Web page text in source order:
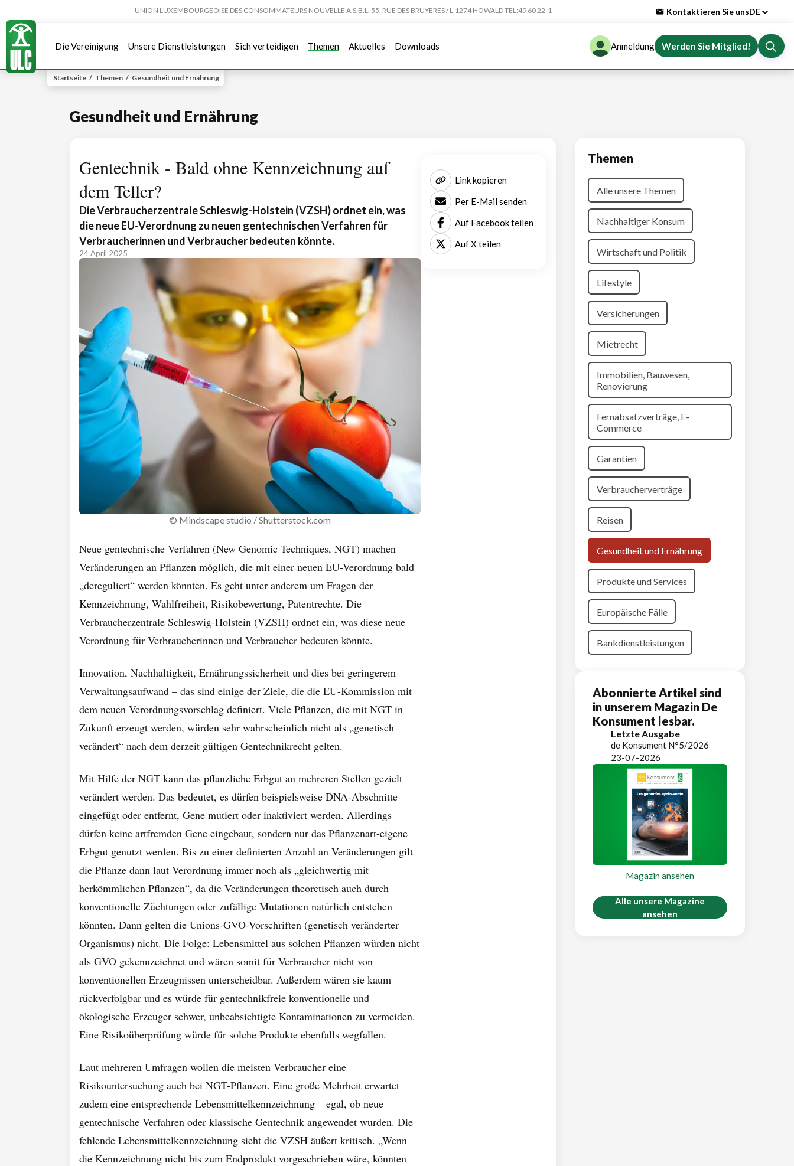
UNION LUXEMBOURGEOISE DES CONSOMMATEURS NOUVELLE A.S.B.L. 55, RUE DES BRUYERES / L-1274 HOWALD TEL:49 60 22-1 Kontaktieren Sie unsDE
Die Vereinigung Unsere Dienstleistungen Sich verteidigen Themen Aktuelles Downloads Anmeldung Werden Sie Mitglied!
Startseite / Themen / Gesundheit und Ernährung
Gesundheit und Ernährung
Gentechnik - Bald ohne Kennzeichnung auf
dem Teller?
Die Verbraucherzentrale Schleswig-Holstein (VZSH) ordnet ein, was
die neue EU-Verordnung zu neuen gentechnischen Verfahren für
Verbraucherinnen und Verbraucher bedeuten könnte.
24 April 2025
© Mindscape studio / Shutterstock.com
Neue gentechnische Verfahren (New Genomic Techniques, NGT) machen
Veränderungen an Pflanzen möglich, die mit einer neuen EU-Verordnung bald
„dereguliert“ werden könnten. Es geht unter anderem um Fragen der
Kennzeichnung, Wahlfreiheit, Risikobewertung, Patentrechte. Die
Verbraucherzentrale Schleswig-Holstein (VZSH) ordnet ein, was diese neue
Verordnung für Verbraucherinnen und Verbraucher bedeuten könnte.
Innovation, Nachhaltigkeit, Ernährungssicherheit und dies bei geringerem
Verwaltungsaufwand – das sind einige der Ziele, die die EU-Kommission mit
dem neuen Verordnungsvorschlag definiert. Viele Pflanzen, die mit NGT in
Zukunft erzeugt werden, würden sehr wahrscheinlich nicht als „genetisch
verändert“ nach dem derzeit gültigen Gentechnikrecht gelten.
Mit Hilfe der NGT kann das pflanzliche Erbgut an mehreren Stellen gezielt
verändert werden. Das bedeutet, es dürfen beispielsweise DNA-Abschnitte
eingefügt oder entfernt, Gene mutiert oder inaktiviert werden. Allerdings
dürfen keine artfremden Gene eingebaut, sondern nur das Pflanzenart-eigene
Erbgut genutzt werden. Bis zu einer definierten Anzahl an Veränderungen gilt
die Pflanze dann laut Verordnung immer noch als „gleichwertig mit
herkömmlichen Pflanzen“, da die Veränderungen theoretisch auch durch
konventionelle Züchtungen oder zufällige Mutationen natürlich entstehen
könnten. Dann gelten die Unions-GVO-Vorschriften (genetisch veränderter
Organismus) nicht. Die Folge: Lebensmittel aus solchen Pflanzen würden nicht
als GVO gekennzeichnet und wären somit für Verbraucher nicht von
konventionellen Erzeugnissen unterscheidbar. Außerdem wären sie kaum
rückverfolgbar und es würde für gentechnikfreie konventionelle und
ökologische Erzeuger schwer, unbeabsichtigte Kontaminationen zu vermeiden.
Eine Risikoüberprüfung würde für solche Produkte ebenfalls wegfallen.
Laut mehreren Umfragen wollen die meisten Verbraucher eine
Risikountersuchung auch bei NGT-Pflanzen. Eine große Mehrheit erwartet
zudem eine entsprechende Lebensmittelkennzeichnung – egal, ob neue
gentechnische Verfahren oder klassische Gentechnik angewendet wurden. Die
fehlende Lebensmittelkennzeichnung sieht die VZSH äußert kritisch. „Wenn
die Kennzeichnung nicht bis zum Endprodukt vorgeschrieben wäre, könnten
Link kopieren
Per E-Mail senden
Auf Facebook teilen
Auf X teilen
Themen
Alle unsere Themen
Nachhaltiger Konsum
Wirtschaft und Politik
Lifestyle
Versicherungen
Mietrecht
Immobilien, Bauwesen,
Renovierung
Fernabsatzverträge, E-
Commerce
Garantien
Verbraucherverträge
Reisen
Gesundheit und Ernährung
Produkte und Services
Europäische Fälle
Bankdienstleistungen
Abonnierte Artikel sind
in unserem Magazin De
Konsument lesbar.
Letzte Ausgabe
de Konsument N°5/2026
23-07-2026
Magazin ansehen
Alle unsere Magazine
ansehen